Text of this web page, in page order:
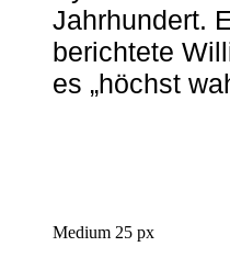
Jahrhundert.
berichtete
es „höchst
Medium 25 px